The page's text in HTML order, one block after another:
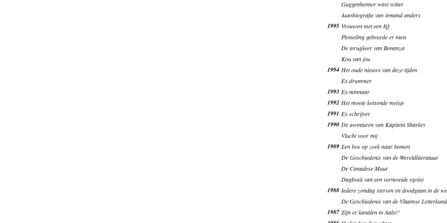
Guggenheimer wast witter
Autobiografie van iemand anders
1995 Vrouwen met een IQ
Plotseling gebeurde er niets
De terugkeer van Bonanza
Kou van jou
1994 Het oude nieuws van deze tijden
Ex-drummer
1993 Ex-minnaar
1992 Het mooie kotsende meisje
1991 Ex-schrijver
1990 De avonturen van Kapitein Sharkey
Vlucht voor mij
1989 Een bos op zoek naar bomen
De Geschiedenis van de Wereldliteratuur
De Canadese Muur
Dagboek van een vermoeide egoïst
1988 Iedere zondag sterven en doodgaan in de
De Geschiedenis van de Vlaamse
1987 Zijn er kanalen in Aalst?